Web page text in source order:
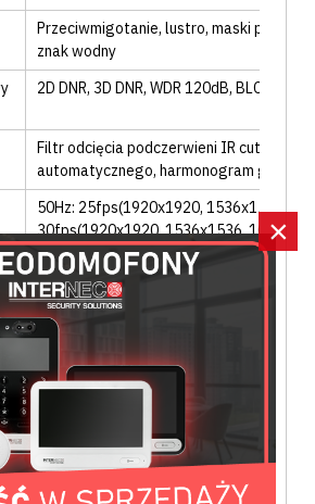
×
Przeciwmigotanie, lustro, maski
znak wodny
2D DNR, 3D DNR, WDR 120dB, BLC
Filtr odcięcia podczerwieni IR cut
automatycznego, harmonogram
50Hz: 25fps(1920x1920, 1536x1536,
30fps(1920x1920, 1536x1536,
50Hz: 25fps(1024x1024, 720x720,
30fps(1024x1024, 720x720, 512x512)
50Hz: 25fps(1024x1024, 720x720,
30fps(1024x1024, 720x720, 512x512)
INTERFEJS
PL, EN, DE, RUS, inne